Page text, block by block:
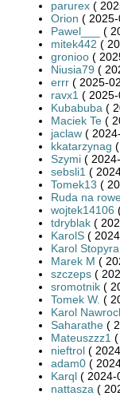
parurex (
Orion (
Pawel___
(
mitek442 (
gronioo (
Niusia79 (
errr ( 2025-
ravx1 (
Kubabuba (
Maciek Te (
jaclaw (
kkatarzynag
Szymi (
sebsli1 (
Tomek13 (
Ruda na
wojtek14106
tdryblak (
KarolS (
Karol Stopyra
Marek M (
szczeps (
sromotnik (
Tomek W. (
Karol
Saharathe (
Mateuszzz1
nieftrol (
adam0 (
Karql ( 2024-
nattasza (